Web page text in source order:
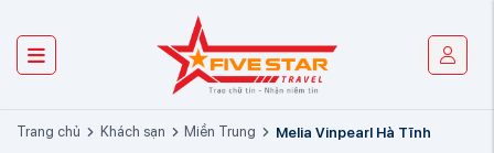
Trang chủ Khách sạn Miền Trung Melia Vinpearl Hà Tĩnh